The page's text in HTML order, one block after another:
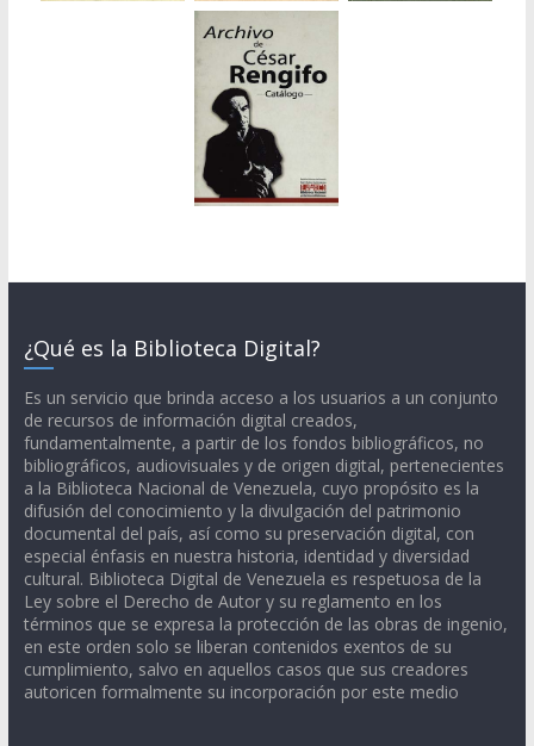
¿Qué es la Biblioteca Digital?
Es un servicio que brinda acceso a los usuarios a un conjunto
de recursos de información digital creados,
fundamentalmente, a partir de los fondos bibliográficos, no
bibliográficos, audiovisuales y de origen digital, pertenecientes
a la Biblioteca Nacional de Venezuela, cuyo propósito es la
difusión del conocimiento y la divulgación del patrimonio
documental del país, así como su preservación digital, con
especial énfasis en nuestra historia, identidad y diversidad
cultural. Biblioteca Digital de Venezuela es respetuosa de la
Ley sobre el Derecho de Autor y su reglamento en los
términos que se expresa la protección de las obras de ingenio,
en este orden solo se liberan contenidos exentos de su
cumplimiento, salvo en aquellos casos que sus creadores
autoricen formalmente su incorporación por este medio